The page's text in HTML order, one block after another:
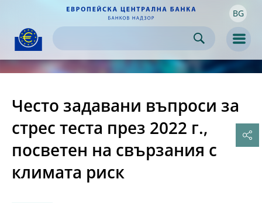
Skip to
content BG
Често задавани въпроси за
стрес теста през 2022 г.,
посветен на свързания с
климата риск